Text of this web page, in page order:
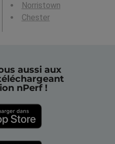
Norristown
Chester
aussi aux
nPerf !